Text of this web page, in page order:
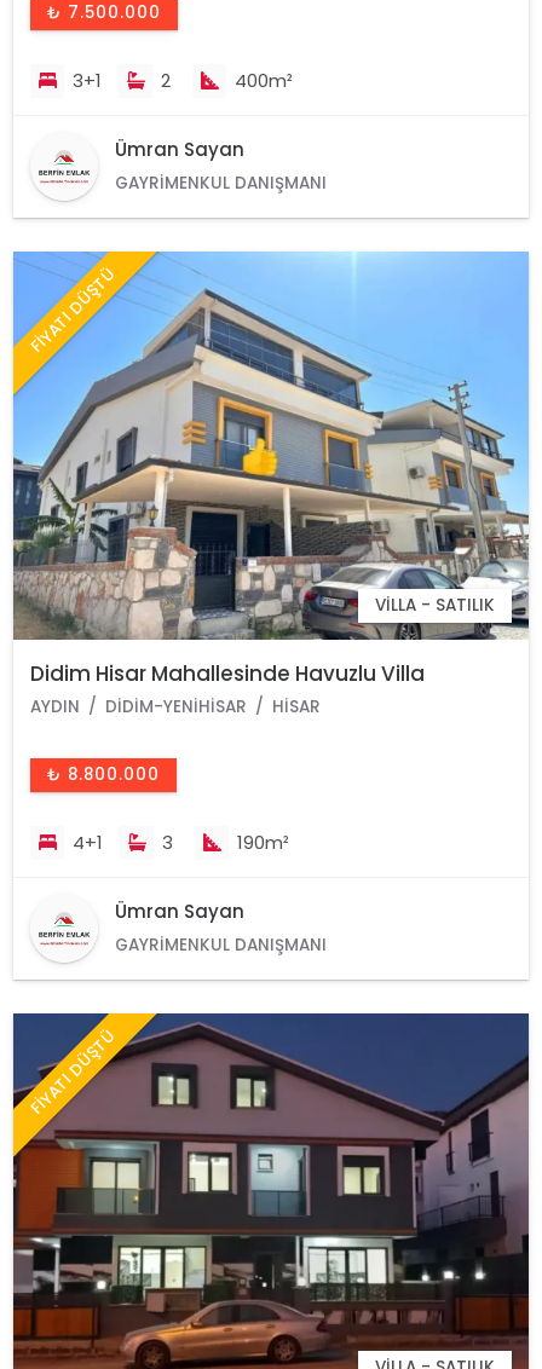
₺ 7.500.000
3+1 2 400m²
Ümran Sayan
GAYRIMENKUL DANIŞMANI
FİYATI DÜŞTÜ
VILLA - SATILIK
Didim Hisar Mahallesinde Havuzlu Villa
AYDIN DIDIM-YENIHISAR HISAR
₺ 8.800.000
4+1 3 190m²
Ümran Sayan
GAYRIMENKUL DANIŞMANI
FİYATI DÜŞTÜ